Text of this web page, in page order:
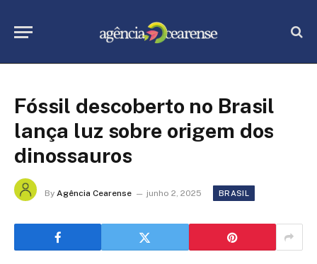
Fóssil descoberto no Brasil
lança luz sobre origem dos
dinossauros
By Agência Cearense junho 2, 2025 BRASIL